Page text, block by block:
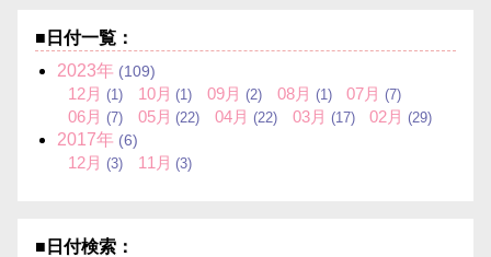
■日付一覧：
2023年 (109)
12月 (1) 10月 (1) 09月 (2) 08月 (1) 07月 (7)
06月 (7) 05月 (22) 04月 (22) 03月 (17) 02月 (29)
2017年 (6)
12月 (3) 11 月 (3)
■日付検索：